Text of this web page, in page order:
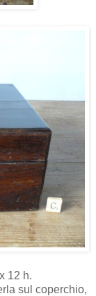
12 h.
sul coperchio,